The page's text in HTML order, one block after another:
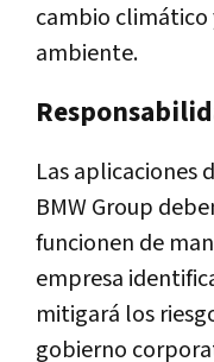
cambio
ambiente.
Las aplicaciones
BMW Group
funcionen de
empresa
mitigará los
gobierno